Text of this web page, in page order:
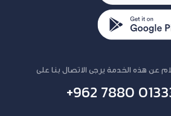
عن هذه الخدمة يرجى الاتصال بنا على
+962 7880